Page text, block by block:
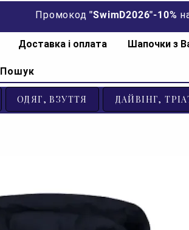
Промокод "SwimD2026"-10%
Доставка і оплата Шапочки з
Пошук
ОДЯГ, ВЗУТТЯ ДАЙВІНГ,